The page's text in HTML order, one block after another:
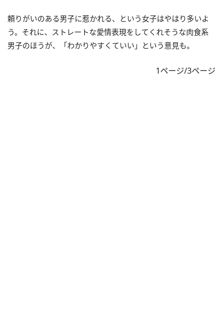
頼りがいのある男子に惹かれる、という女子はやはり多いよ
う。それに、ストレートな愛情表現をしてくれそうな肉食系
男子のほうが、「わかりやすくていい」という意見も。
1ページ/3ページ